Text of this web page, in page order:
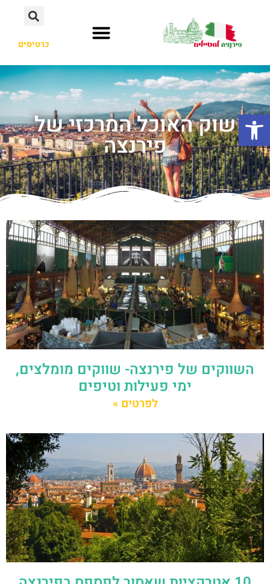
כרטיסים
שוק האוכל המרכזי של
פירנצה
השווקים של פירנצה- שווקים מומלצים,
ימי פעילות וטיפים
לפרטים »
פתח סרגל נגישות